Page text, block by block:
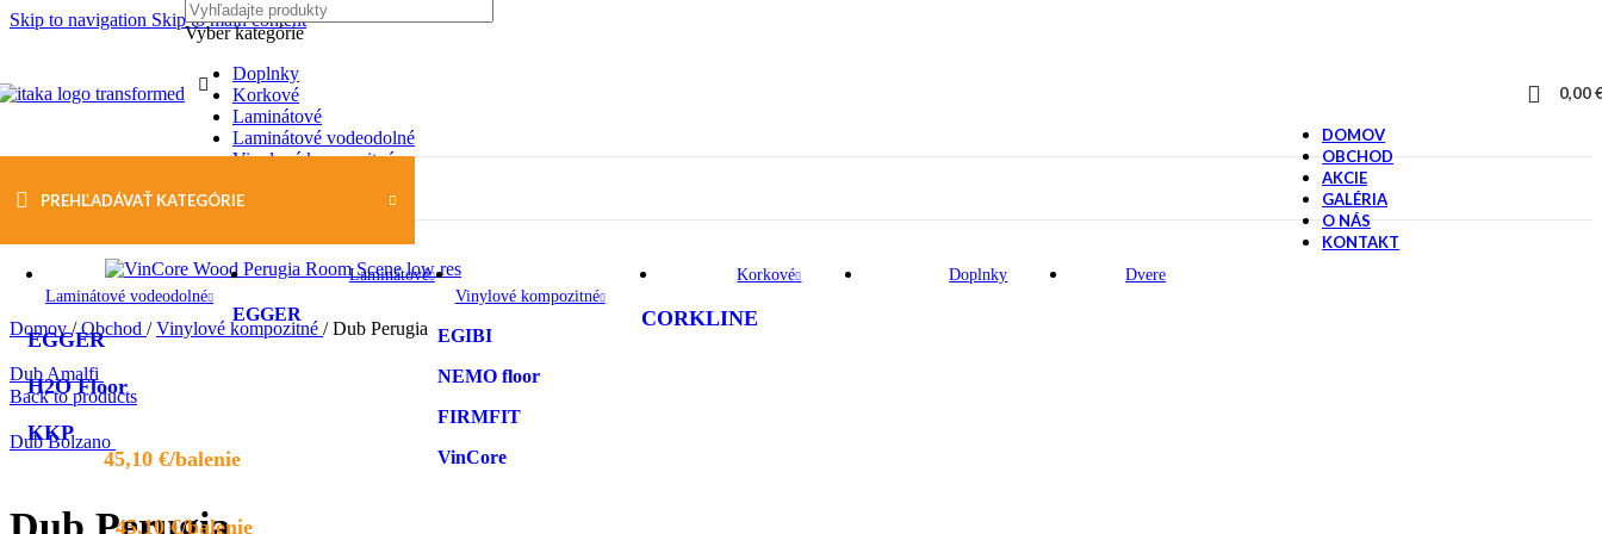
Skip to navigation Skip to main content
Vyber kategórie
Doplnky
Korkové
Laminátové
Laminátové vodeodolné
Vinylové kompozitné
0,00
PREHĽADÁVAŤ KATEGÓRIE
Laminátové vodeodolné
EGGER
H2O Floor
KKP
Laminátové
EGGER
Vinylové kompozitné
EGIBI
NEMO floor
FIRMFIT
VinCore
Korkové
CORKLINE
Doplnky Dvere
DOMOV
OBCHOD
AKCIE
GALÉRIA
O NÁS
KONTAKT
Domov/ Obchod / Vinylové kompozitné / Dub Perugia
Dub Amalfi
45,10 €
Back to products
Dub Bolzano
45,10€